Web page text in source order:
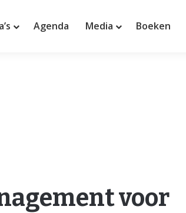
Agenda Media Boeken
voor